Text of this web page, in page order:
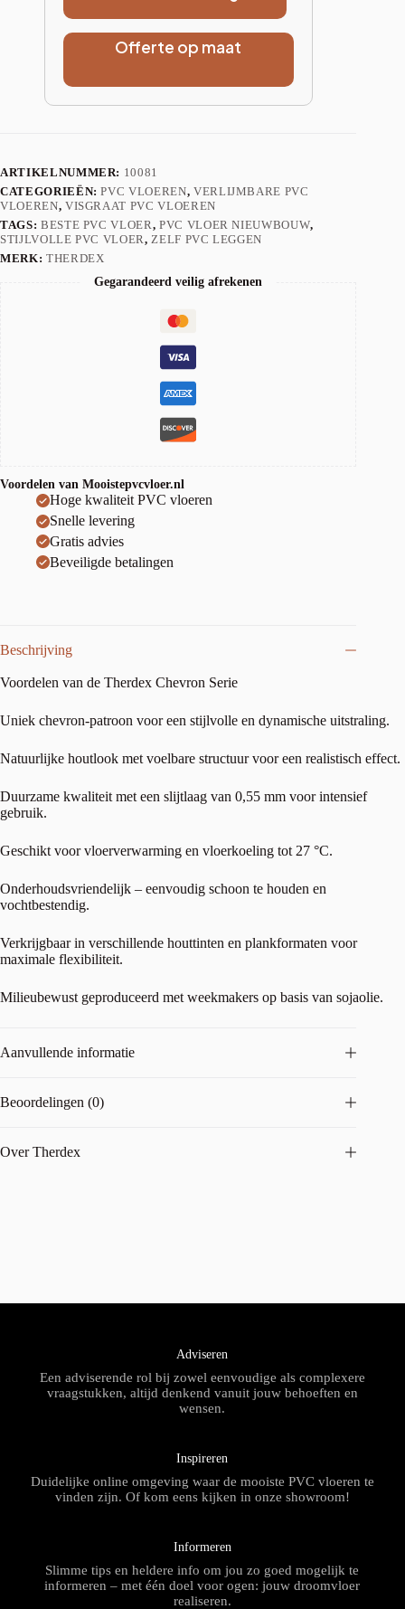
Offerte op maat
ARTIKELNUMMER: 10081
CATEGORIEËN:PVC VLOEREN, VERLIJMBARE PVC
VLOEREN, VISGRAAT PVC VLOEREN
TAGS: BESTE PVC VLOER, PVC VLOER NIEUWBOUW,
STIJLVOLLE PVC VLOER,ZELF PVC LEGGEN
MERK: THERDEX
Gegarandeerd veilig afrekenen
Voordelen van Mooistepvcvloer.nl
Hoge kwaliteit PVC vloeren
Snelle levering
Gratis advies
Beveiligde betalingen
Beschrijving
Voordelen van de Therdex Chevron Serie
Uniek chevron-patroon voor een stijlvolle en dynamische uitstraling.
Natuurlijke houtlook met voelbare structuur voor een realistisch effect.
Duurzame kwaliteit met een slijtlaag van 0,55 mm voor intensief
gebruik.
Geschikt voor vloerverwarming en vloerkoeling tot 27 °C.
Onderhoudsvriendelijk – eenvoudig schoon te houden en
vochtbestendig.
Verkrijgbaar in verschillende houttinten en plankformaten voor
maximale flexibiliteit.
Milieubewust geproduceerd met weekmakers op basis van sojaolie.
Aanvullende informatie
Beoordelingen (0)
Over Therdex
Adviseren
Een adviserende rol bij zowel eenvoudige als complexere
vraagstukken, altijd denkend vanuit jouw behoeften en
wensen.
Inspireren
Duidelijke online omgeving waar de mooiste PVC vloeren te
vinden zijn. Of kom eens kijken in onze showroom!
Informeren
Slimme tips en heldere info om jou zo goed mogelijk te
informeren – met één doel voor ogen: jouw droomvloer
realiseren.